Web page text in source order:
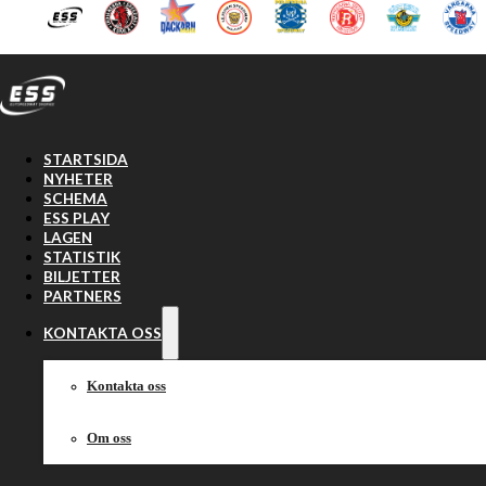
Hoppa till huvudinnehåll Hoppa till sidfot
STARTSIDA
NYHETER
SCHEMA
ESS PLAY
LAGEN
STATISTIK
BILJETTER
PARTNERS
KONTAKTA OSS
Kontakta oss
Om oss